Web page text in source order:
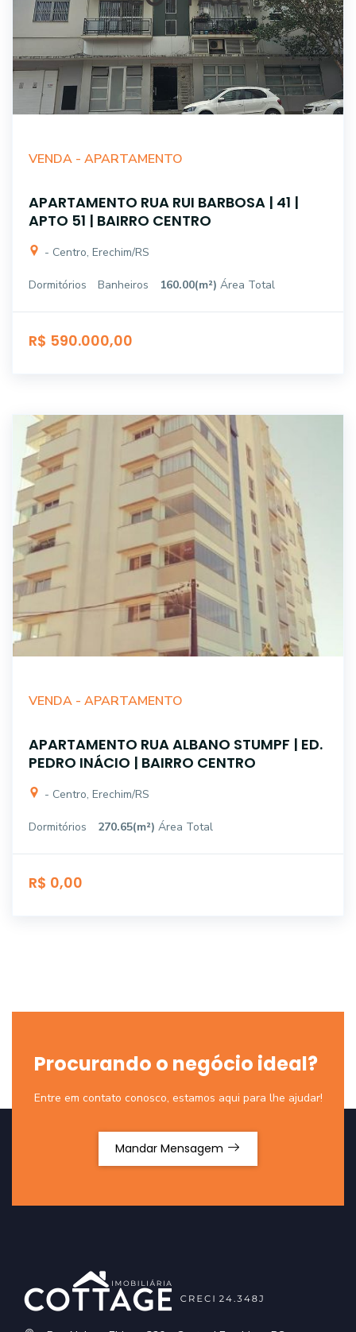
VENDA - APARTAMENTO
APARTAMENTO RUA RUI BARBOSA | 41 |
APTO 51 | BAIRRO CENTRO
- Centro, Erechim/RS
Dormitórios Banheiros 160.00(m²) Área Total
R$ 590.000,00
VENDA - APARTAMENTO
APARTAMENTO RUA ALBANO STUMPF | ED.
PEDRO INÁCIO | BAIRRO CENTRO
- Centro, Erechim/RS
Dormitórios 270.65(m²) Área Total
R$ 0,00
Procurando o negócio ideal?
Entre em contato conosco, estamos aqui para lhe ajudar!
Mandar Mensagem